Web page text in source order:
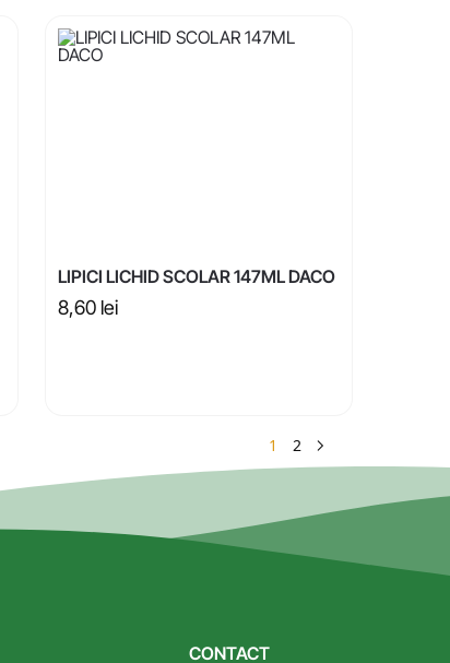
LIPICI LICHID SCOLAR 147ML DACO
8,60 lei
1 2
CONTACT